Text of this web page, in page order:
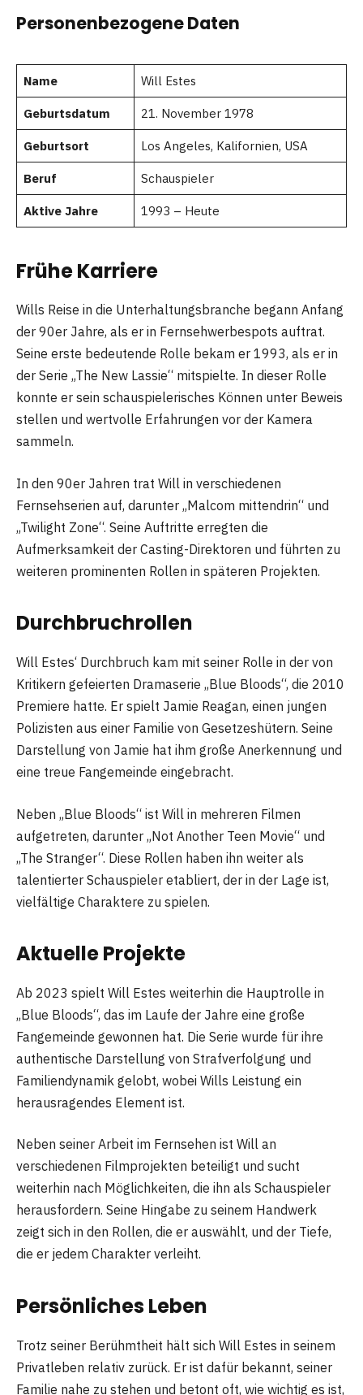
Personenbezogene Daten
Name Will Estes
Geburtsdatum 21. November 1978
Geburtsort Los Angeles, Kalifornien, USA
Beruf Schauspieler
Aktive Jahre 1993 – Heute
Frühe Karriere
Wills Reise in die Unterhaltungsbranche begann Anfang
der 90er Jahre, als er in Fernsehwerbespots auftrat.
Seine erste bedeutende Rolle bekam er 1993, als er in
der Serie „The New Lassie“ mitspielte. In dieser Rolle
konnte er sein schauspielerisches Können unter Beweis
stellen und wertvolle Erfahrungen vor der Kamera
sammeln.
In den 90er Jahren trat Will in verschiedenen
Fernsehserien auf, darunter „Malcom mittendrin“ und
„Twilight Zone“. Seine Auftritte erregten die
Aufmerksamkeit der Casting-Direktoren und führten zu
weiteren prominenten Rollen in späteren Projekten.
Durchbruchrollen
Will Estes‘ Durchbruch kam mit seiner Rolle in der von
Kritikern gefeierten Dramaserie „Blue Bloods“, die 2010
Premiere hatte. Er spielt Jamie Reagan, einen jungen
Polizisten aus einer Familie von Gesetzeshütern. Seine
Darstellung von Jamie hat ihm große Anerkennung und
eine treue Fangemeinde eingebracht.
Neben „Blue Bloods“ ist Will in mehreren Filmen
aufgetreten, darunter „Not Another Teen Movie“ und
„The Stranger“. Diese Rollen haben ihn weiter als
talentierter Schauspieler etabliert, der in der Lage ist,
vielfältige Charaktere zu spielen.
Aktuelle Projekte
Ab 2023 spielt Will Estes weiterhin die Hauptrolle in
„Blue Bloods“, das im Laufe der Jahre eine große
Fangemeinde gewonnen hat. Die Serie wurde für ihre
authentische Darstellung von Strafverfolgung und
Familiendynamik gelobt, wobei Wills Leistung ein
herausragendes Element ist.
Neben seiner Arbeit im Fernsehen ist Will an
verschiedenen Filmprojekten beteiligt und sucht
weiterhin nach Möglichkeiten, die ihn als Schauspieler
herausfordern. Seine Hingabe zu seinem Handwerk
zeigt sich in den Rollen, die er auswählt, und der Tiefe,
die er jedem Charakter verleiht.
Persönliches Leben
Trotz seiner Berühmtheit hält sich Will Estes in seinem
Privatleben relativ zurück. Er ist dafür bekannt, seiner
Familie nahe zu stehen und betont oft, wie wichtig es ist,